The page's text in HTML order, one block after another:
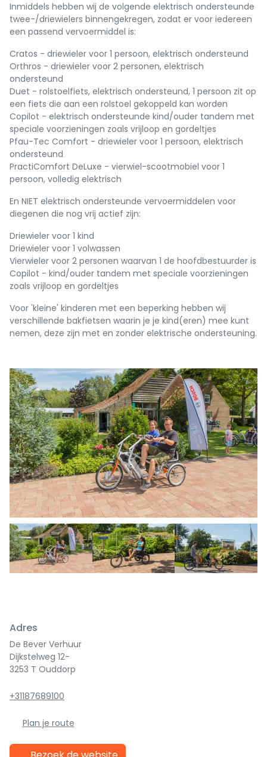
Inmiddels hebben wij de volgende elektrisch ondersteunde
twee-/driewielers binnengekregen, zodat er voor iedereen
een passend vervoermiddel is:
Cratos - driewieler voor 1 persoon, elektrisch ondersteund
Orthros - driewieler voor 2 personen, elektrisch
ondersteund
Duet - rolstoelfiets, elektrisch ondersteund, 1 persoon zit op
een fiets die aan een rolstoel gekoppeld kan worden
Copilot - elektrisch ondersteunde kind/ouder tandem met
speciale voorzieningen zoals vrijloop en gordeltjes
Pfau-Tec Comfort - driewieler voor 1 persoon, elektrisch
ondersteund
PractiComfort DeLuxe - vierwiel-scootmobiel voor 1
persoon, volledig elektrisch
En NIET elektrisch ondersteunde vervoermiddelen voor
diegenen die nog vrij actief zijn:
Driewieler voor 1 kind
Driewieler voor 1 volwassen
Vierwieler voor 2 personen waarvan 1 de hoofdbestuurder is
Copilot - kind/ouder tandem met speciale voorzieningen
zoals vrijloop en gordeltjes
Voor 'kleine' kinderen met een beperking hebben wij
verschillende bakfietsen waarin je je kind(eren) mee kunt
nemen, deze zijn met en zonder elektrische ondersteuning.
Adres
De Bever Verhuur
Dijkstelweg 12-
3253 T Ouddorp
+31187689100
Plan je route